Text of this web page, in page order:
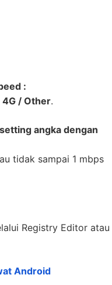
:
/ Other.
angka dengan
tidak sampai 1 mbps
Registry Editor atau
Android